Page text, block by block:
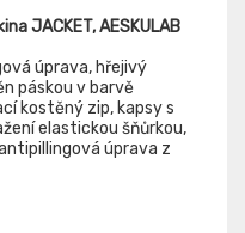
JACKET, AESKULAB
úprava, hřejivý
páskou v barvě
kostěný zip, kapsy s
elastickou šňůrkou,
úprava z